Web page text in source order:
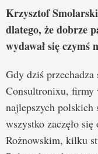
Krzysztof
dlatego, że dobrze
wydawał się
Gdy dziś przechadza
Consultronixu, firmy
najlepszych polskich
wszystko zaczęło
Rożnowskim, kilku